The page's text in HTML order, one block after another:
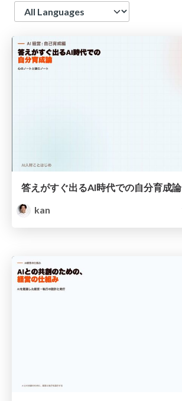
Language
答えがすぐ出るAI時代での自分育成論
kan